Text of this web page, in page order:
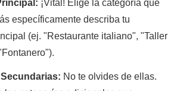
¡Vital! Elige la categoría que
específicamente describa tu
(ej. "Restaurante italiano", "Taller
No te olvides de ellas.